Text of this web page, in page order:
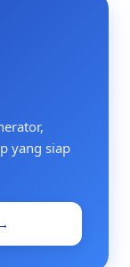
yang siap